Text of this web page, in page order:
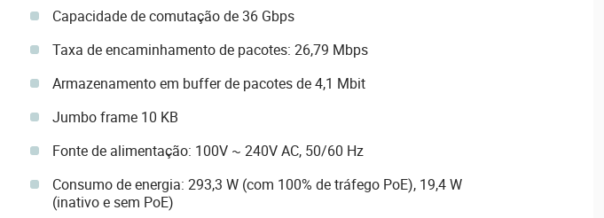
Capacidade de comutação de 36 Gbps
Taxa de encaminhamento de pacotes: 26,79 Mbps
Armazenamento em buffer de pacotes de 4,1 Mbit
Jumbo frame 10 KB
Fonte de alimentação: 100V ~ 240V AC, 50/60 Hz
Consumo de energia: 293,3 W (com 100% de tráfego PoE), 19,4 W
(inativo e sem PoE)